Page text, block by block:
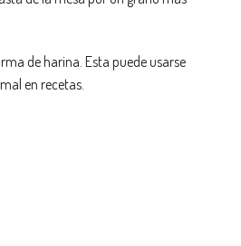
de harina. Esta puede usarse
en recetas.